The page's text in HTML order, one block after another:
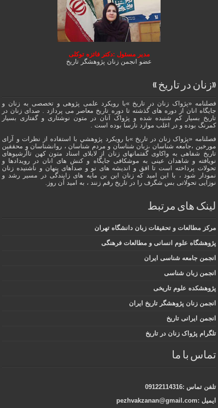
مدیر مسئول :دکتر فائزه توکلی
عضو انجمن زنان پژوهشگر تاریخ
«زنان در تاریخ »
فصلنامه «پژواک زنان در تاریخ »با رویکرد علمی پژوهى و تخصصی به زنان و
جایگاه انان از دوره هاى گذشته تا دوره تاریخ معاصر می پردازد . صدای زنان در
تاریخ بسیار کم شنیده شده و پژواک آنان در متون نوشتاری و گفتاری بسیار
کمرنگ بوده و در اغلب موارد نارسا بوده است .
فصلنامه «پژواک زنان در تاریخ »با رویکرد پژوهشي با استفاده از نظرات و آرای
مورخین ،جامعه شناسان ،زبان شناسان و مردم شناسان ، روانشناسان و محققین
تاریخ شفاهی به واکاوی گفتمانهاى زنان از لابلای اسناد متون کهن تاآرشیوهای
نویافته و شاهدان عينى به موشکافی جايگاه و كنش هاى انان در رویدادها و
تحولات پرداخته است تا افق و اندیشه های نو و صداهای پنهان و ناشنیده زنان
نمودار شود ، با این امید که زنان این بن مایه های زایندگی در مسير رشد و
نوزایی تحولاتی بس شگرف را در تاریخ رقم زنند ، به اميد آن روز.
لینک های مرتبط
مرکز مطالعات و تحقیقات زبان دانشگاه تهران
پژوهشگاه علوم انسانی و مطالعات فرهنگی
انجمن جامعه شناسی ایران
انجمن زبان شناسی
پژوهشکده علوم تاریخی
انجمن زنان پژوهشگر تاریخ ایران
انجمن ایرانی تاریخ
تلگرام پژواک زنان در تاریخ
تماس با ما
تلفن تماس :09122114316
ایمیل :pezhvakzanan@gmail.com